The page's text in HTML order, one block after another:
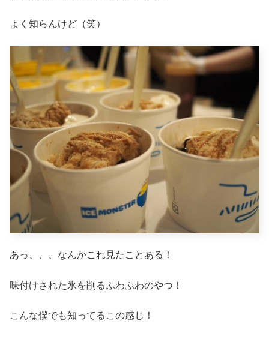
よく知らんけど（笑）
あっ、、、なんかこれ見たことある！
味付けされた氷を削るふわふわのやつ！
こんな僕でも知ってるこの感じ！